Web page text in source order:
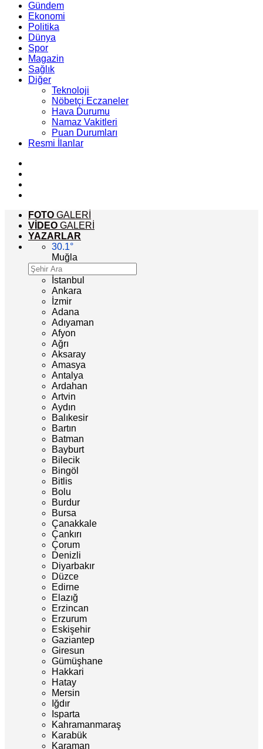
Gündem
Ekonomi
Politika
Dünya
Spor
Magazin
Sağlık
Diğer
Teknoloji
Nöbetçi Eczaneler
Hava Durumu
Namaz Vakitleri
Puan Durumları
Resmi İlanlar
FOTO GALERİ
VİDEO GALERİ
YAZARLAR
30.1°
Muğla
İstanbul
Ankara
İzmir
Adana
Adıyaman
Afyon
Ağrı
Aksaray
Amasya
Antalya
Ardahan
Artvin
Aydın
Balıkesir
Bartın
Batman
Bayburt
Bilecik
Bingöl
Bitlis
Bolu
Burdur
Bursa
Çanakkale
Çankırı
Çorum
Denizli
Diyarbakır
Düzce
Edirne
Elazığ
Erzincan
Erzurum
Eskişehir
Gaziantep
Giresun
Gümüşhane
Hakkari
Hatay
Mersin
Iğdır
Isparta
Kahramanmaraş
Karabük
Karaman